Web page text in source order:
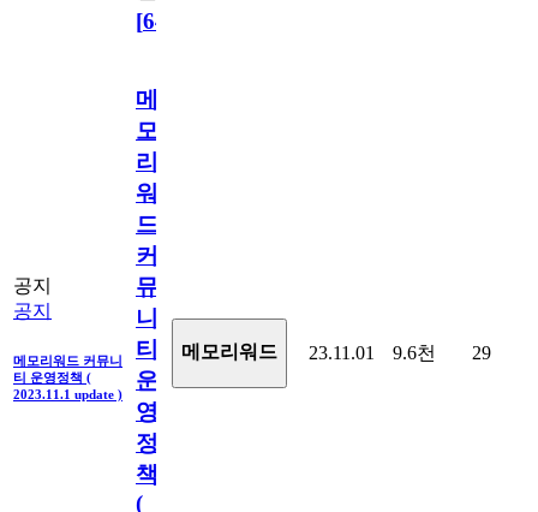
[64
공지
공지
메모리워드 커뮤니
티 운영정책 (
2023.11.1 update )
메
모
리
워
드
커
뮤
니
티
운
영
정
책
(
메모리워드 23.11.01 9.6천 29